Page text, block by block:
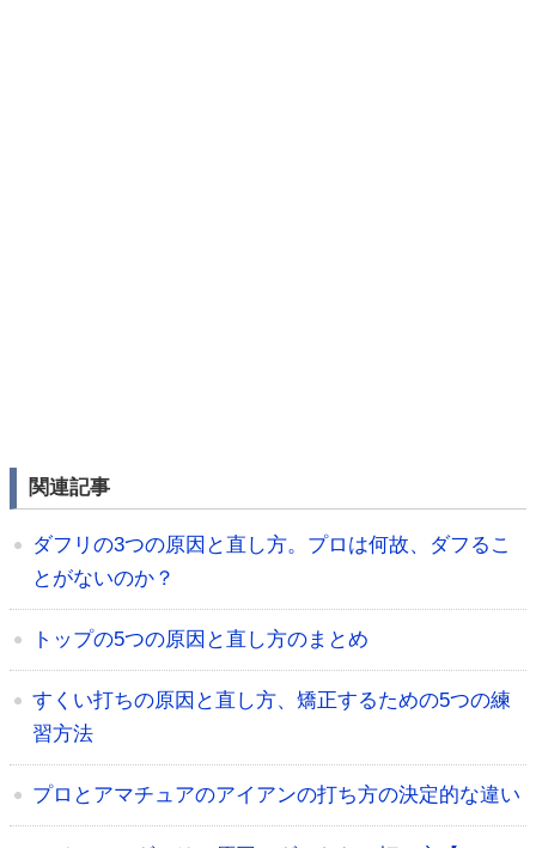
関連記事
ダフリの3つの原因と直し方。プロは何故、ダフるこ
とがないのか？
トップの5つの原因と直し方のまとめ
すくい打ちの原因と直し方、矯正するための5つの練
習方法
プロとアマチュアのアイアンの打ち方の決定的な違い